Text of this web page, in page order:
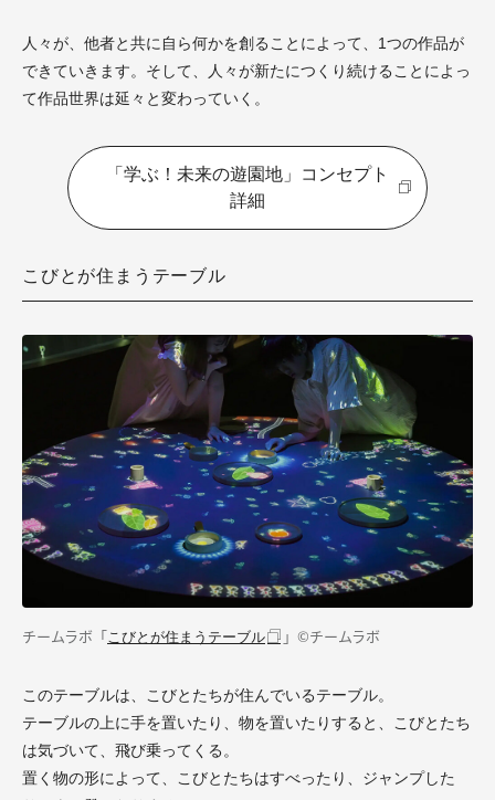
人々が、他者と共に自ら何かを創ることによって、1つの作品が
できていきます。そして、人々が新たにつくり続けることによっ
て作品世界は延々と変わっていく。
「学ぶ！未来の遊園地」コンセプト
詳細
こびとが住まうテーブル
チームラボ「 こびとが住まうテーブル 」©チームラボ
このテーブルは、こびとたちが住んでいるテーブル。
テーブルの上に手を置いたり、物を置いたりすると、こびとたち
は気づいて、飛び乗ってくる。
置く物の形によって、こびとたちはすべったり、ジャンプした